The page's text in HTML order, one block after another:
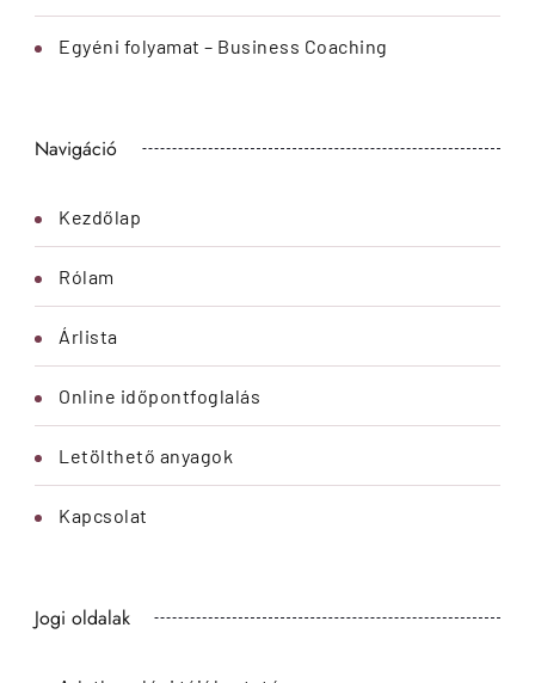
Egyéni folyamat – Business Coaching
Navigáció
Kezdőlap
Rólam
Árlista
Online időpontfoglalás
Letölthető anyagok
Kapcsolat
Jogi oldalak